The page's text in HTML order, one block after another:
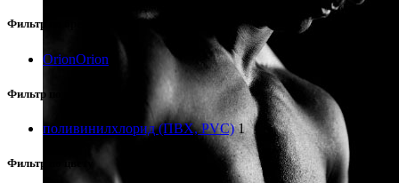
Фильтр по бренду
OrionOrion
Фильтр по материалу
поливинилхлорид (ПВХ, PVC) 1
Фильтр по цвету